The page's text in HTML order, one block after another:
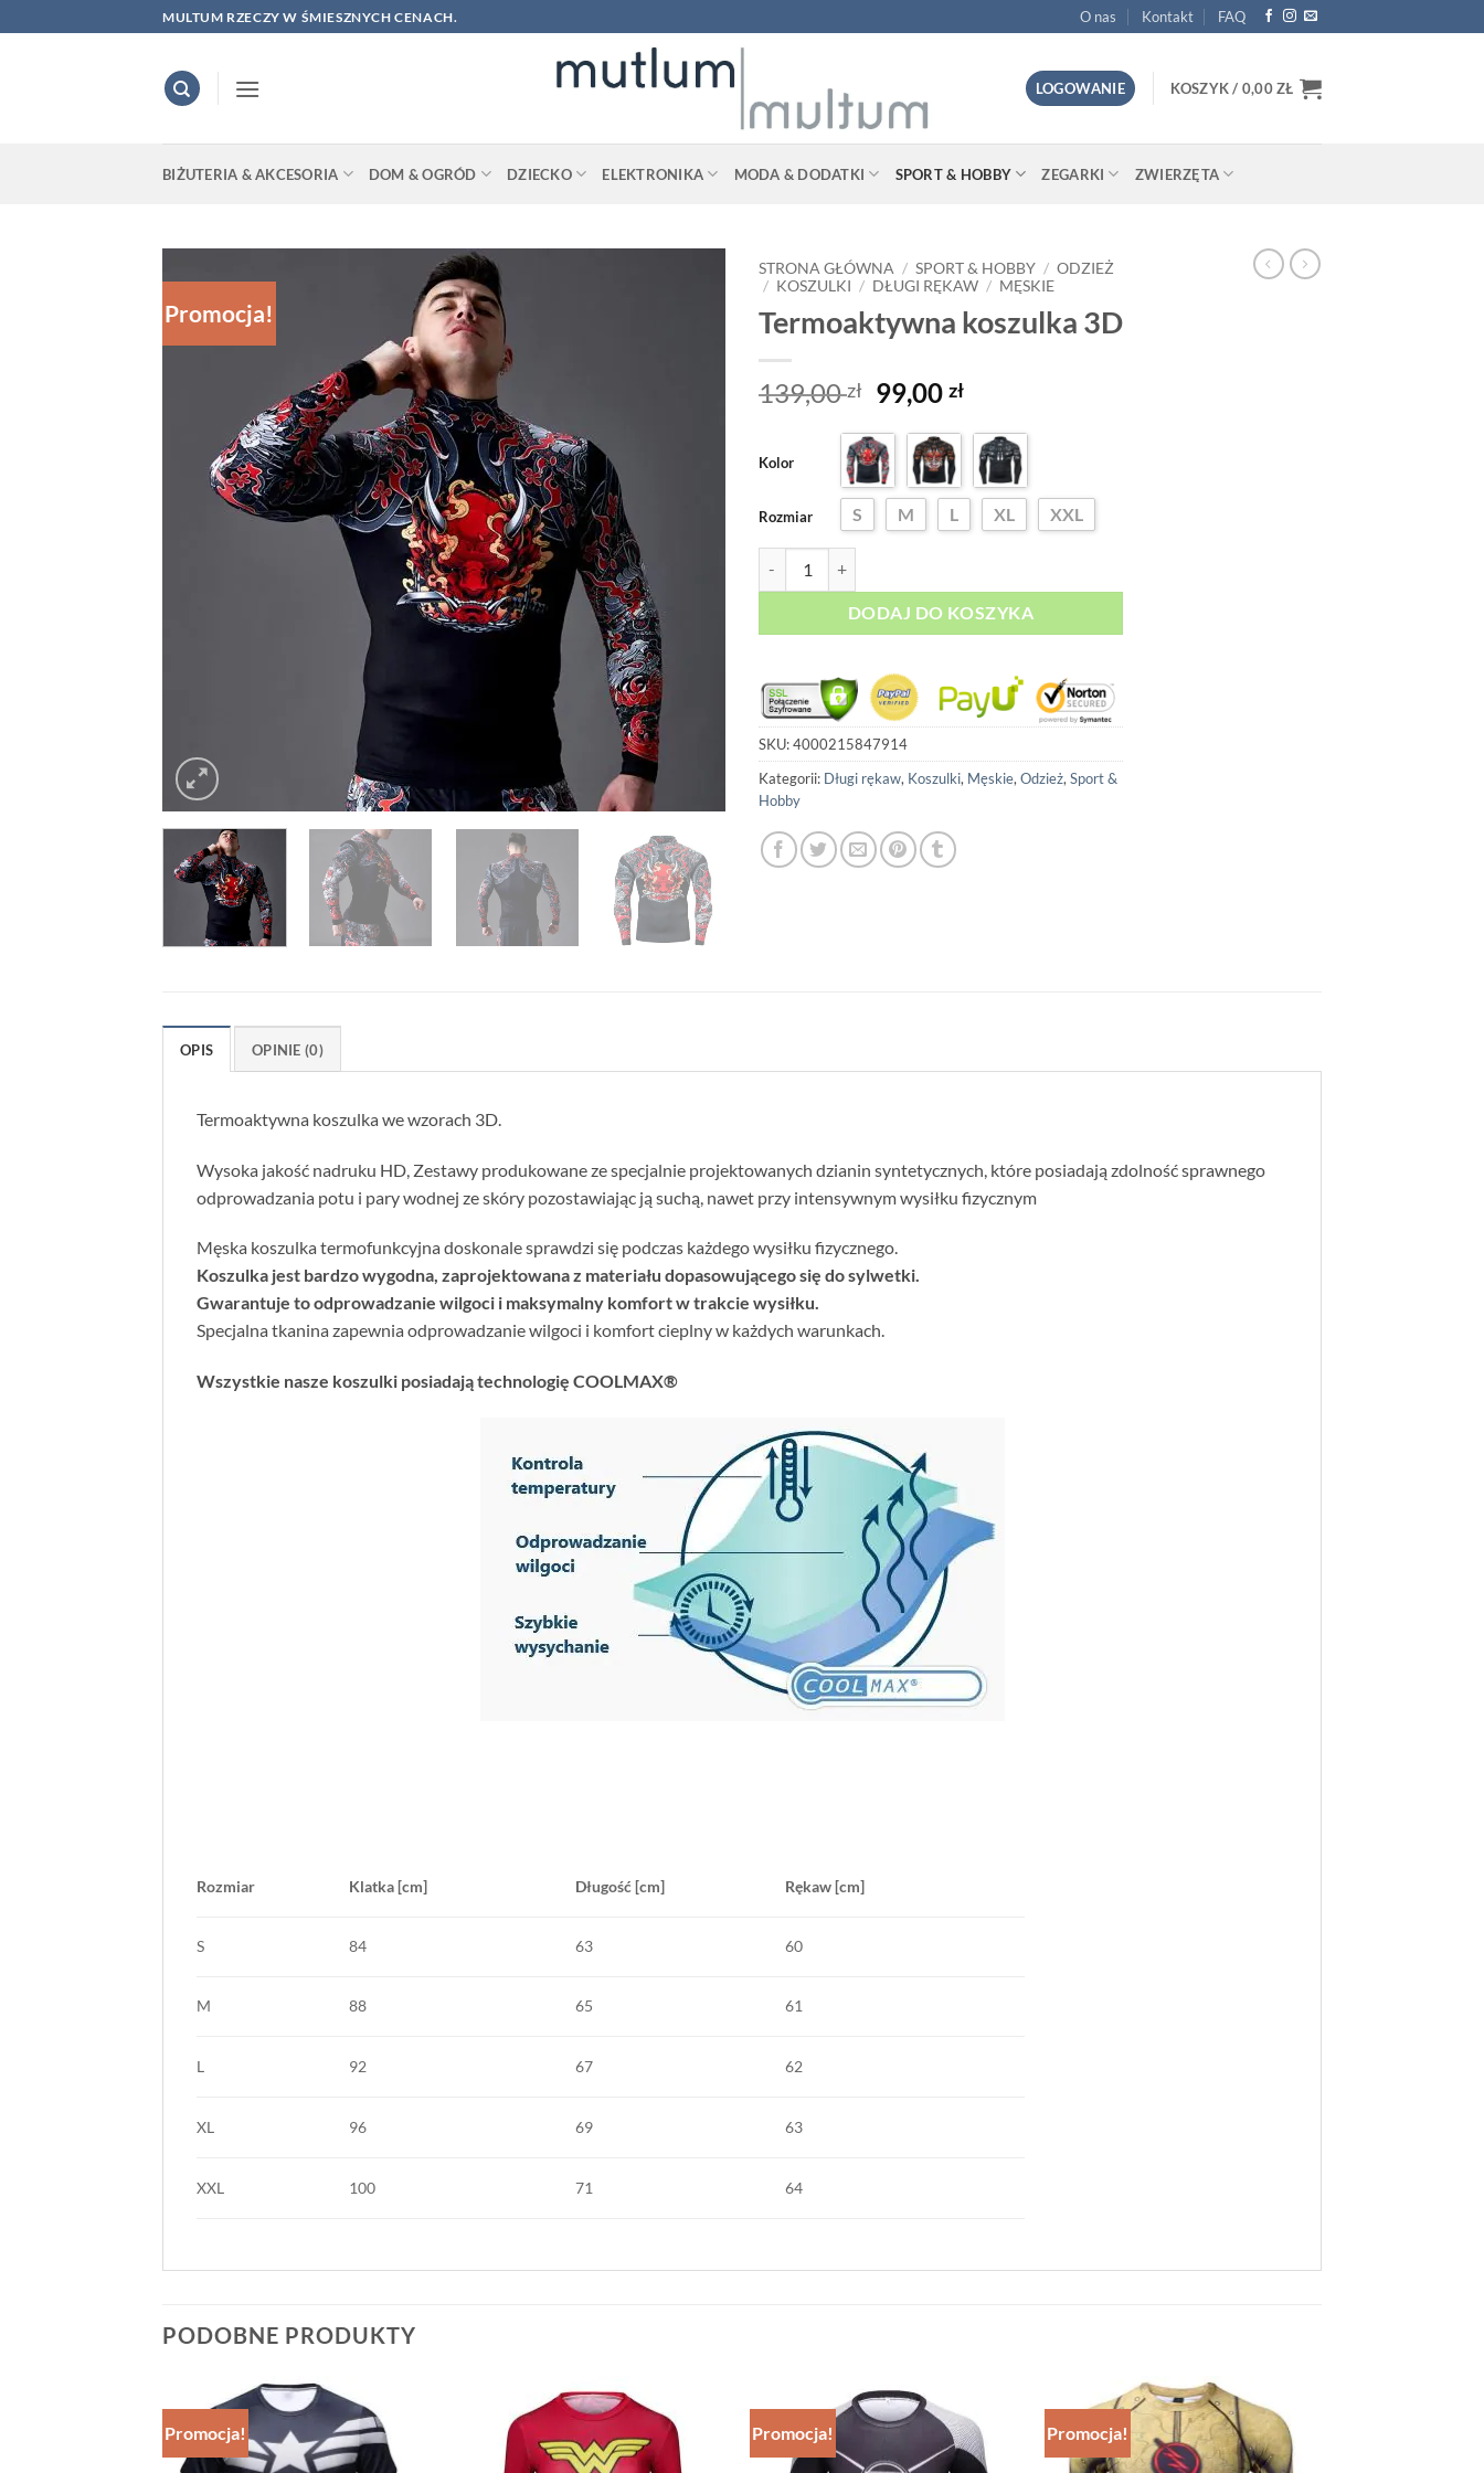
to
MULTUM RZECZY W ŚMIESZNYCH CENACH. O nas Kontakt FAQ
LOGOWANIE KOSZYK / 0,00ZŁ
BIŻUTERIA & AKCESORIA DOM & OGRÓD DZIECKO ELEKTRONIKA MODA & DODATKI SPORT & HOBBY ZEGARKI ZWIERZĘTA
Promocja!
STRONA GŁÓWNA / SPORT & HOBBY / ODZIEŻ
/ KOSZULKI / DŁUGI RĘKAW / MĘSKIE
Termoaktywna koszulka 3D
139,00zł Pierwotna
cena
wynosiła:
139,00 zł.
99,00złAktualna
wynosi:
99,00 zł.
Kolor
Rozmiar S M L XL XXL
DODAJ DO KOSZYKA
SKU:4000215847914
Kategorii: Długi rękaw, Koszulki, Męskie, Odzież, Sport &
Hobby
OPIS OPINIE (0)
Termoaktywna koszulka we wzorach 3D.
Wysoka jakość nadruku HD, Zestawy produkowane ze specjalnie projektowanych dzianin syntetycznych, które posiadają zdolność sprawnego
odprowadzania potu i pary wodnej ze skóry pozostawiając ją suchą, nawet przy intensywnym wysiłku fizycznym
Męska koszulka termofunkcyjna doskonale sprawdzi się podczas każdego wysiłku fizycznego.
Koszulka jest bardzo wygodna, zaprojektowana z materiału dopasowującego się do sylwetki.
Gwarantuje to odprowadzanie wilgoci i maksymalny komfort w trakcie wysiłku.
Specjalna tkanina zapewnia odprowadzanie wilgoci i komfort cieplny w każdych warunkach.
Wszystkie nasze koszulki posiadają technologię COOLMAX®
Rozmiar Klatka [cm] Długość [cm] Rękaw [cm]
S 84 63 60
M 88 65 61
L 92 67 62
XL 96 69 63
XXL 100 71 64
PODOBNE PRODUKTY
Promocja! Promocja! Promocja!